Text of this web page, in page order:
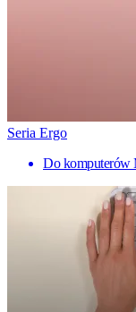
Seria Ergo
Do komputerów